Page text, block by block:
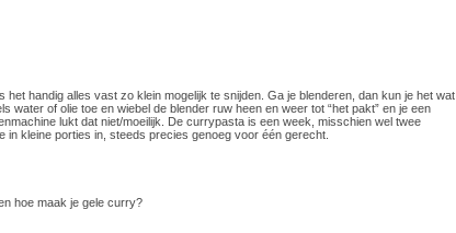
het handig alles vast zo klein mogelijk te snijden. Ga je blenderen, dan kun je het wat
water of olie toe en wiebel de blender ruw heen en weer tot “het pakt” en je een
lukt dat niet/moeilijk. De currypasta is een week, misschien wel twee
kleine porties in, steeds precies genoeg voor één gerecht.
hoe maak je gele curry?